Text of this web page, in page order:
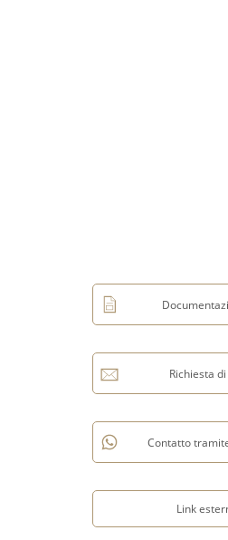
Richiesta
Contatto
Link